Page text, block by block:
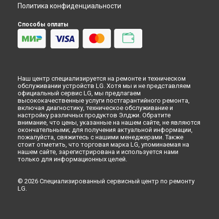
Политика конфиденциальности
Способы оплаты
Наш центр специализируется на ремонте и техническом
обслуживании устройств LG. Хотя мы и не представляем
официальный сервис LG, мы предлагаем
высококачественные услуги постгарантийного ремонта,
включая диагностику, техническое обслуживание и
настройку различных продуктов Элджи. Обратите
внимание, что цены, указанные на нашем сайте, не являются
окончательными; для получения актуальной информации,
пожалуйста, свяжитесь с нашими менеджерами. Также
стоит отметить, что торговая марка LG, упоминаемая на
нашем сайте, зарегистрирована и используется нами
только для информационных целей.
© 2026 Специализированный сервисный центр по ремонту
LG.